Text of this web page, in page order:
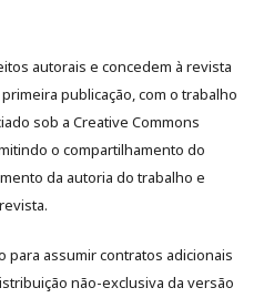
autorais e concedem à revista
publicação, com o trabalho
sob a Creative Commons
o compartilhamento do
da autoria do trabalho e
para assumir contratos adicionais
não-exclusiva da versão